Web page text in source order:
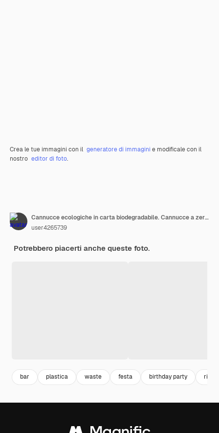
Crea le tue immagini con il generatore di immagini e modificale con il
nostro editor di foto.
Cannucce ecologiche in carta biodegradabile. Cannucce a zero rifiuti su sfondo giallo. Copia spazio per il testo.
user4265739
Potrebbero piacerti anche queste foto.
bar plastica waste festa birthday party rifiuti